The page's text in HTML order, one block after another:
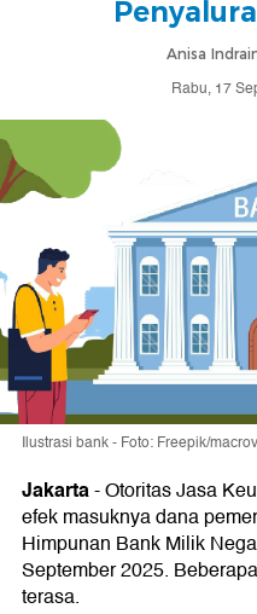
Anisa
Rabu, 17
Ilustrasi bank - Foto: Freepik/
Jakarta-Otoritas Jasa
efek masuknya dana
Himpunan Bank Milik
September 2025.
terasa.